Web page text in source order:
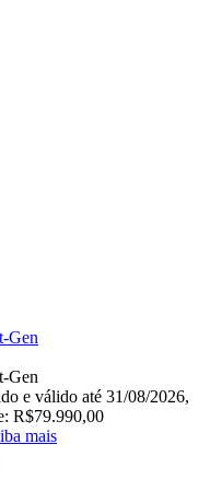
Gen
Gen
e válido até 31/08/2026,
R$79.990,00
mais